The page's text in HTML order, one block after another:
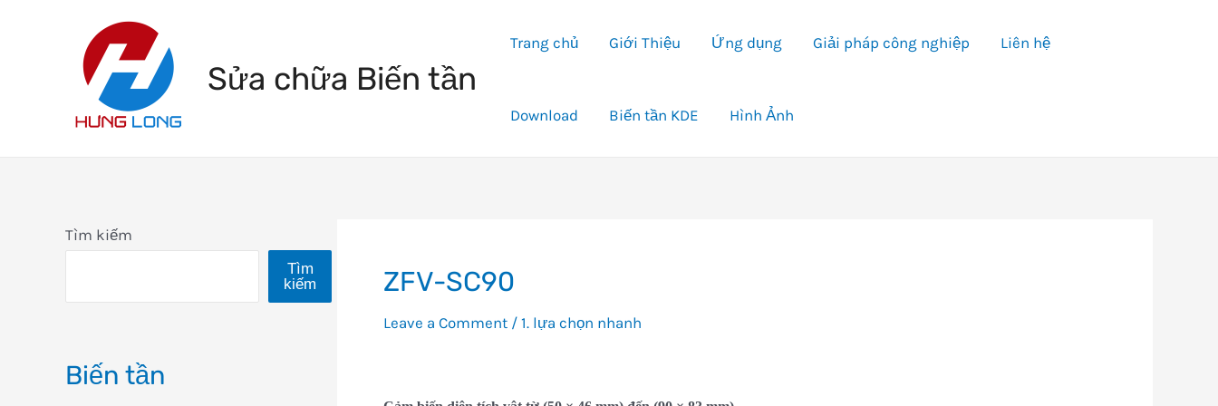
Sửa chữa Biến tần
Trang chủ Giới Thiệu Ứng dụng Giải pháp công nghiệp Liên hệ
Download Biến tần KDE Hình Ảnh
Tìm kiếm
Tìm
kiếm
Biến tần
ZFV-SC90
Leave a Comment / 1. lựa chọn nhanh